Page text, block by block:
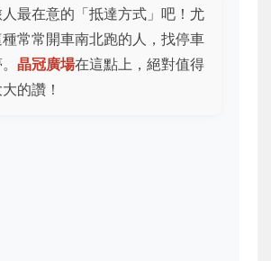
最在意的「抵達方式」吧！尤
常常開車南北跑的人，找停車
晶冠廣場在這點上，絕對值得
的讚！